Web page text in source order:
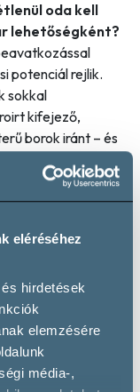
eléréséhez
hirdetések
elemzésére
média-,
oda kell
lehetőségként?
potenciál rejlik.
sokkal
kifejező,
borok iránt – és
kell fontolniuk,
aztán tenni
beleértve
valaki egy
nem a